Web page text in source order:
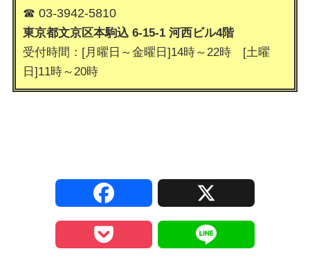
☎ 03-3942-5810
東京都文京区本駒込 6-15-1 河西ビル4階
受付時間：[月曜日～金曜日]14時～22時 [土曜
日]11時～20時